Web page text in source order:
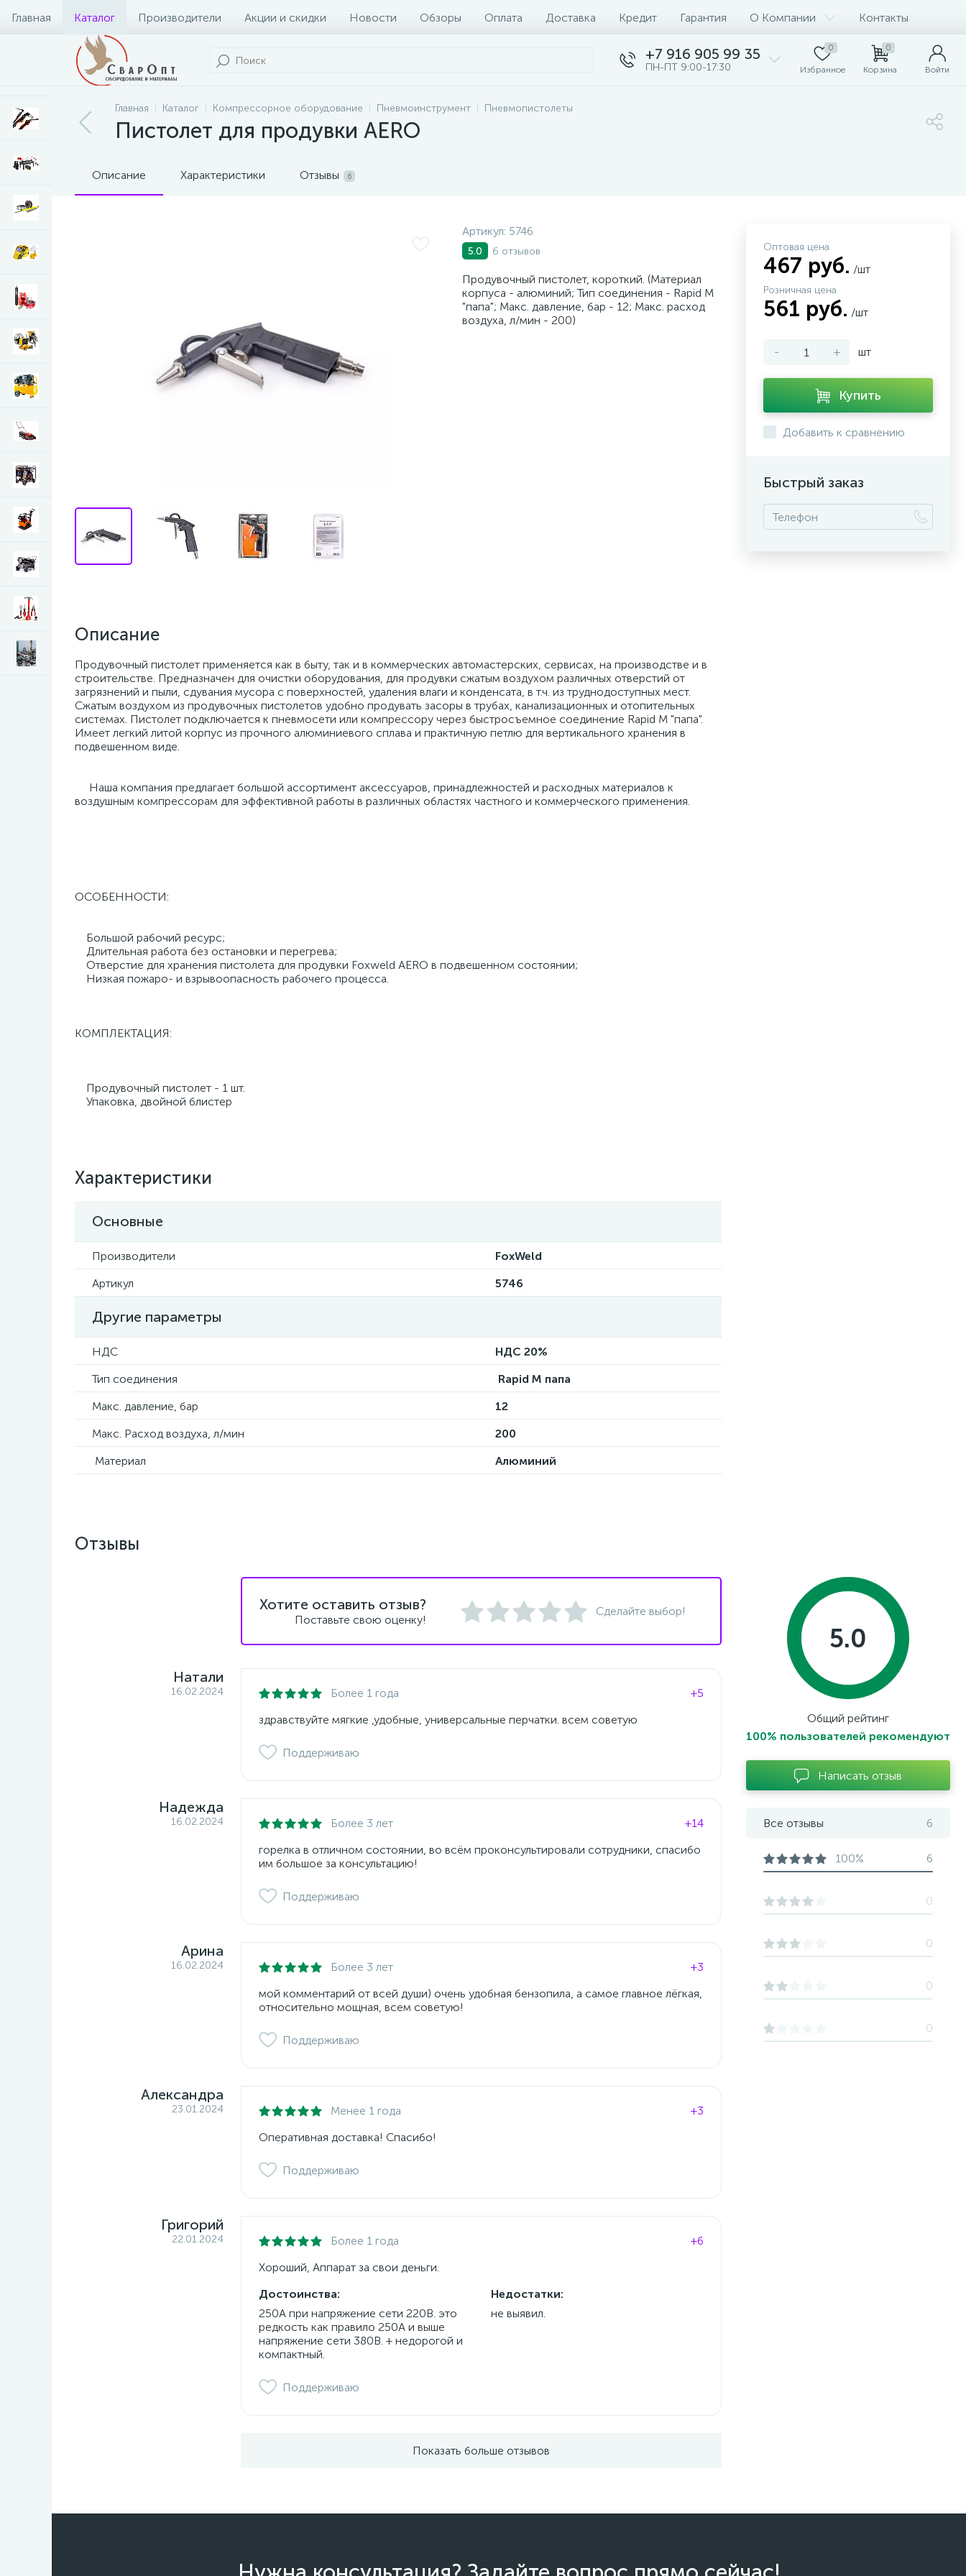
Главная Каталог Производители Акции и скидки Новости Обзоры Оплата Доставка Кредит Гарантия О Компании Контакты
+7 916 905 99 35
ПН-ПТ 9:00-17:30
0
Избранное
0
Корзина Войти
Главная Каталог Компрессорное оборудование Пневмоинструмент Пневмопистолеты
Пистолет для продувки AERO
Описание Характеристики Отзывы 6
Артикул: 5746
5.0 6 отзывов
Продувочный пистолет, короткий. (Материал
корпуса - алюминий; Тип соединения - Rapid M
"папа"; Макс. давление, бар - 12; Макс. расход
воздуха, л/мин - 200)
Описание
Продувочный пистолет применяется как в быту, так и в коммерческих автомастерских, сервисах, на производстве и в
строительстве. Предназначен для очистки оборудования, для продувки сжатым воздухом различных отверстий от
загрязнений и пыли, сдувания мусора с поверхностей, удаления влаги и конденсата, в т.ч. из труднодоступных мест.
Сжатым воздухом из продувочных пистолетов удобно продувать засоры в трубах, канализационных и отопительных
системах. Пистолет подключается к пневмосети или компрессору через быстросъемное соединение Rapid M "папа".
Имеет легкий литой корпус из прочного алюминиевого сплава и практичную петлю для вертикального хранения в
подвешенном виде.
Наша компания предлагает большой ассортимент аксессуаров, принадлежностей и расходных материалов к
воздушным компрессорам для эффективной работы в различных областях частного и коммерческого применения.
ОСОБЕННОСТИ:
Большой рабочий ресурс;
Длительная работа без остановки и перегрева;
Отверстие для хранения пистолета для продувки Foxweld AERO в подвешенном состоянии;
Низкая пожаро- и взрывоопасность рабочего процесса.
КОМПЛЕКТАЦИЯ:
Продувочный пистолет - 1 шт.
Упаковка, двойной блистер
Характеристики
Основные
Производители
FoxWeld
Артикул
5746
Другие параметры
НДС
НДС 20%
Тип соединения
Rapid M папа
Макс. давление, бар
12
Макс. Расход воздуха, л/мин
200
Материал
Алюминий
Оптовая цена
467 руб. /шт
Розничная цена
561 руб. /шт
- + шт
Купить
Добавить к сравнению
Быстрый заказ
Отзывы
Хотите оставить отзыв?
Поставьте свою оценку!
Сделайте выбор!
Натали
16.02.2024 Более 1 года
+5
здравствуйте мягкие ,удобные, универсальные перчатки. всем советую
Поддерживаю
Надежда
16.02.2024 Более 3 лет
+14
горелка в отличном состоянии, во всём проконсультировали сотрудники, спасибо
им большое за консультацию!
Поддерживаю
Арина
16.02.2024 Более 3 лет
+3
мой комментарий от всей души) очень удобная бензопила, а самое главное лёгкая,
относительно мощная, всем советую!
Поддерживаю
Александра
23.01.2024 Менее 1 года
+3
Оперативная доставка! Спасибо!
Поддерживаю
Григорий
22.01.2024 Более 1 года
+6
Хороший, Аппарат за свои деньги.
Достоинства:
250А при напряжение сети 220В. это
редкость как правило 250А и выше
напряжение сети 380В. + недорогой и
компактный.
Недостатки:
не выявил.
Поддерживаю
Показать больше отзывов
5.0
Общий рейтинг
100% пользователей рекомендуют
Написать отзыв
Все отзывы 6
100% 6
0
0
0
0